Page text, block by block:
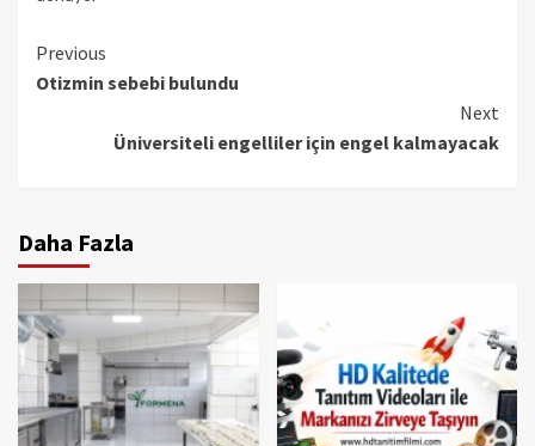
Continue
Reading
Previous
Otizmin sebebi bulundu
Next
Üniversiteli engelliler için engel kalmayacak
Daha Fazla